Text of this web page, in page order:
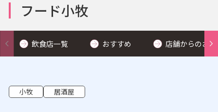
フード小牧
飲食店一覧 おすすめ 店舗からのお
小牧 居酒屋